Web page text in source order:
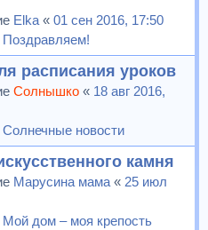
Elka « 01 сен 2016, 17:50
Поздравляем!
расписания уроков
Солнышко « 18 авг 2016,
Солнечные новости
камня
Марусина мама « 25 июл
Мой дом – моя крепость